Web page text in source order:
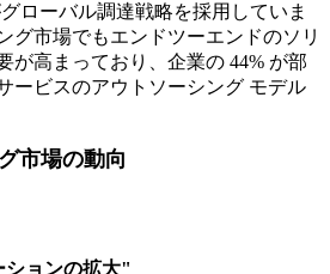
ローバル調達戦略を採用していま
グ市場でもエンドツーエンドのソリ
が高まっており、企業の 44% が部
ービスのアウトソーシング モデル
市場の動向
ョンの拡大"